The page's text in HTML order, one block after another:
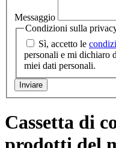
Messaggio
Condizioni sulla
Sì, accetto le
personali e mi dichiaro
miei dati personali.
Cassetta di